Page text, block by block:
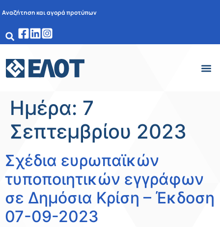
Αναζήτηση και αγορά προτύπων
Ημέρα: 7
Σεπτεμβρίου 2023
Σχέδια ευρωπαϊκών
τυποποιητικών εγγράφων
σε Δημόσια Κρίση – Έκδοση
07-09-2023